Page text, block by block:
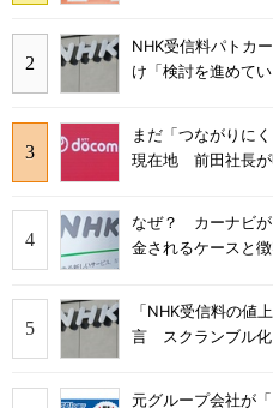
NHK受信料パトカ
け「検討を進めて
まだ「つながりに
現在地 前田社長が
なぜ？ カーナビ
金されるケースと
「NHK受信料の値
言 スクランブル化
元グループ会社が